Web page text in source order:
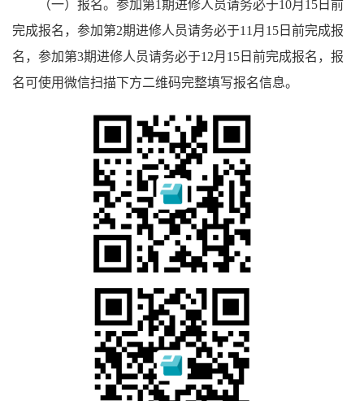
（一）报名。参加第1期进修人员请务必于10月15日前
完成报名，参加第2期进修人员请务必于11月15日前完成报
名，参加第3期进修人员请务必于12月15日前完成报名，报
名可使用微信扫描下方二维码完整填写报名信息。